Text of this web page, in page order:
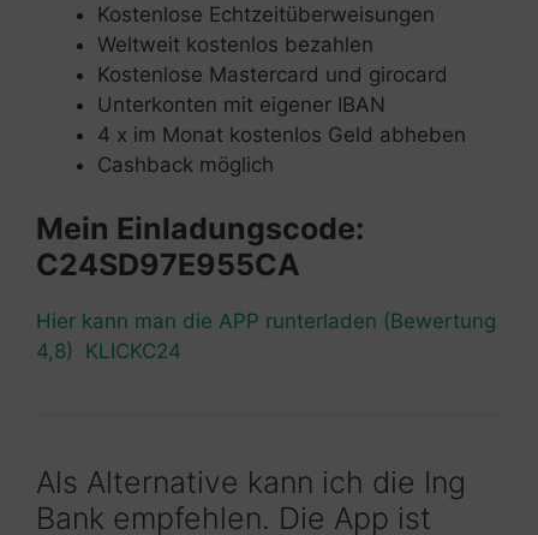
Kostenlose Echtzeitüberweisungen
Weltweit kostenlos bezahlen
Kostenlose Mastercard und girocard
Unterkonten mit eigener IBAN
4 x im Monat kostenlos Geld abheben
Cashback möglich
Mein Einladungscode:
C24SD97E955CA
Hier kann man die APP runterladen (Bewertung
4,8) KLICKC24
Als Alternative kann ich die Ing
Bank empfehlen. Die App ist